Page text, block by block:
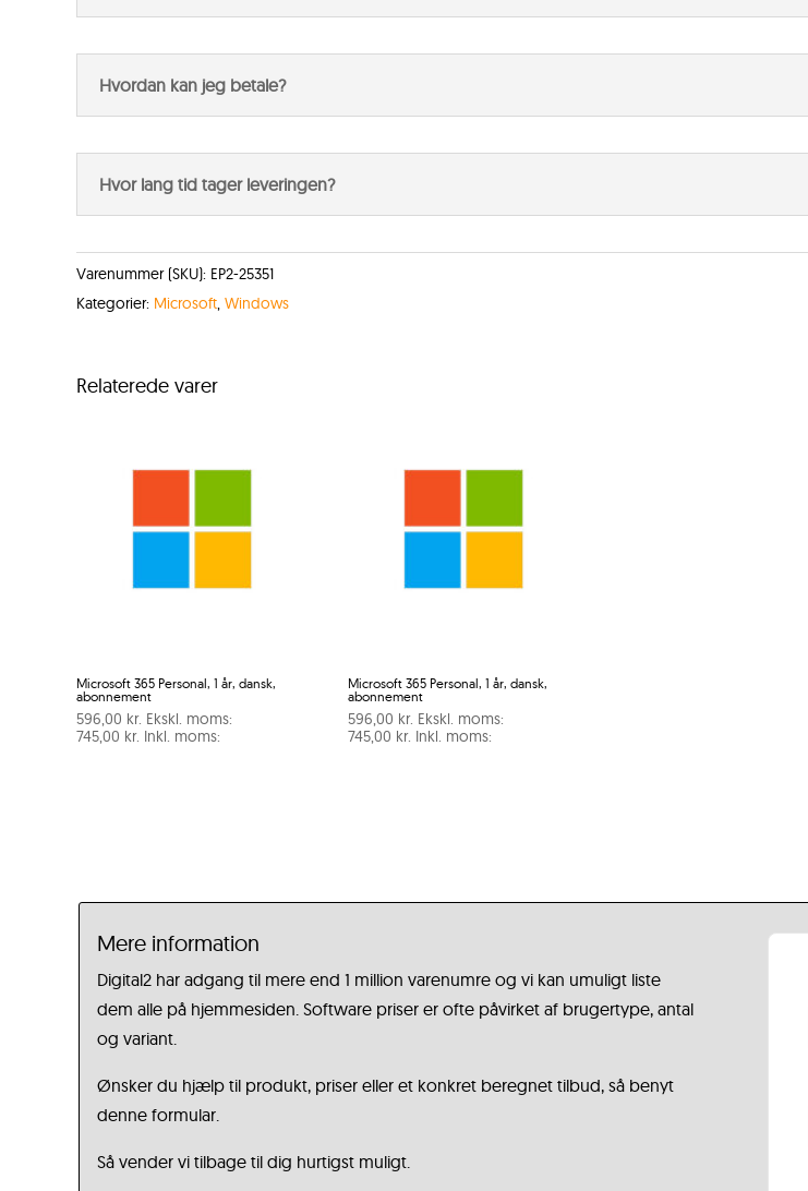
Hvordan kan jeg betale?
Hvor lang tid tager leveringen?
Varenummer (SKU): EP2-25351
Kategorier: Microsoft, Windows
Relaterede varer
Microsoft 365 Personal, 1 år, dansk,
abonnement
596,00 kr. Ekskl. moms:
745,00 kr. Inkl. moms:
Microsoft 365 Personal, 1 år, dansk,
abonnement
596,00 kr. Ekskl. moms:
745,00 kr. Inkl. moms:
Mere information
Digital2 har adgang til mere end 1 million varenumre og vi kan umuligt liste
dem alle på hjemmesiden. Software priser er ofte påvirket af brugertype, antal
og variant.
Ønsker du hjælp til produkt, priser eller et konkret beregnet tilbud, så benyt
denne formular.
Så vender vi tilbage til dig hurtigst muligt.